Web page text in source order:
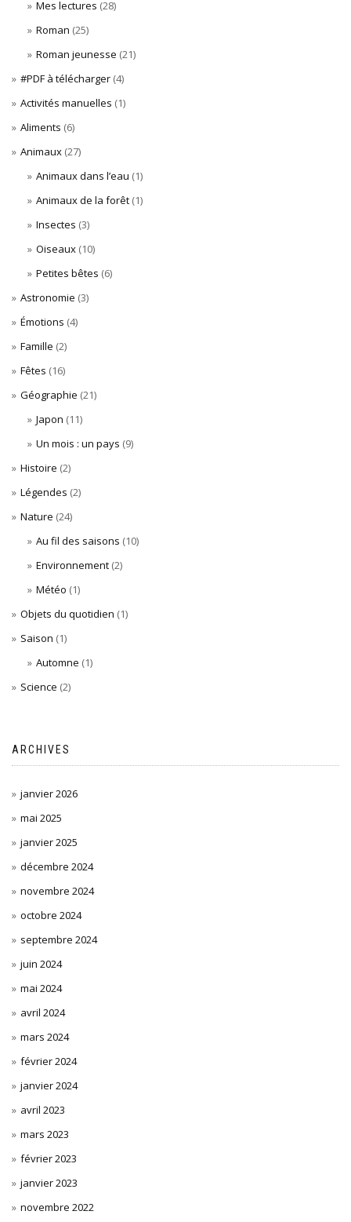
Mes lectures (28)
Roman (25)
Roman jeunesse (21)
#PDF à télécharger (4)
Activités manuelles (1)
Aliments (6)
Animaux (27)
Animaux dans l’eau (1)
Animaux de la forêt(1)
Insectes (3)
Oiseaux(10)
Petites bêtes (6)
Astronomie (3)
Émotions (4)
Famille (2)
Fêtes (16)
Géographie (21)
Japon (11)
Un mois : un pays (9)
Histoire (2)
Légendes (2)
Nature (24)
Au fil des saisons (10)
Environnement(2)
Météo (1)
Objets du quotidien (1)
Saison (1)
Automne (1)
Science (2)
ARCHIVES
janvier 2026
mai 2025
janvier 2025
décembre 2024
novembre 2024
octobre 2024
septembre 2024
juin 2024
mai 2024
avril 2024
mars 2024
février 2024
janvier 2024
avril 2023
mars 2023
février 2023
janvier 2023
novembre 2022